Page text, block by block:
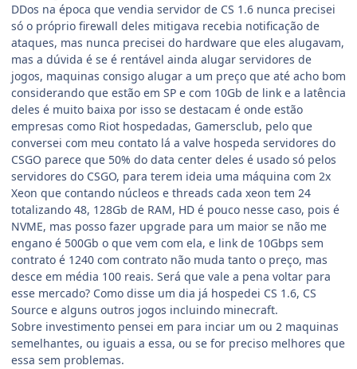
DDos na época que vendia servidor de CS 1.6 nunca precisei
só o próprio firewall deles mitigava recebia notificação de
ataques, mas nunca precisei do hardware que eles alugavam,
mas a dúvida é se é rentável ainda alugar servidores de
jogos, maquinas consigo alugar a um preço que até acho bom
considerando que estão em SP e com 10Gb de link e a latência
deles é muito baixa por isso se destacam é onde estão
empresas como Riot hospedadas, Gamersclub, pelo que
conversei com meu contato lá a valve hospeda servidores do
CSGO parece que 50% do data center deles é usado só pelos
servidores do CSGO, para terem ideia uma máquina com 2x
Xeon que contando núcleos e threads cada xeon tem 24
totalizando 48, 128Gb de RAM, HD é pouco nesse caso, pois é
NVME, mas posso fazer upgrade para um maior se não me
engano é 500Gb o que vem com ela, e link de 10Gbps sem
contrato é 1240 com contrato não muda tanto o preço, mas
desce em média 100 reais. Será que vale a pena voltar para
esse mercado? Como disse um dia já hospedei CS 1.6, CS
Source e alguns outros jogos incluindo minecraft.
Sobre investimento pensei em para inciar um ou 2 maquinas
semelhantes, ou iguais a essa, ou se for preciso melhores que
essa sem problemas.